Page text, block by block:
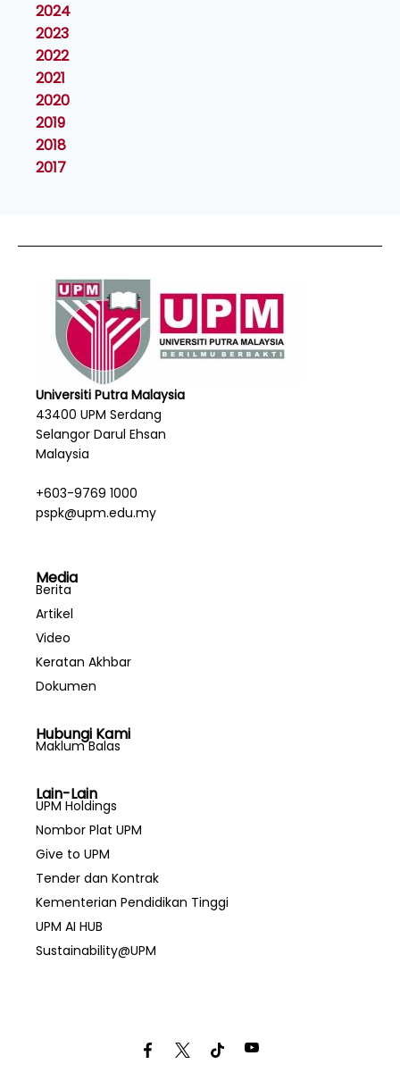
2024
2023
2022
2021
2020
2019
2018
2017
Universiti Putra Malaysia
43400 UPM Serdang
Selangor Darul Ehsan
Malaysia
+603-9769 1000
pspk@upm.edu.my
Media
Berita
Artikel
Video
Keratan Akhbar
Dokumen
Hubungi Kami
Maklum Balas
Lain-Lain
UPM Holdings
Nombor Plat UPM
Give to UPM
Tender dan Kontrak
Kementerian Pendidikan Tinggi
UPM AI HUB
Sustainability@UPM